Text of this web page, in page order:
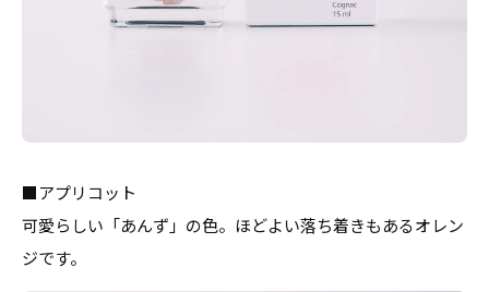
■アプリコット
可愛らしい「あんず」の色。ほどよい落ち着きもあるオレン
ジです。